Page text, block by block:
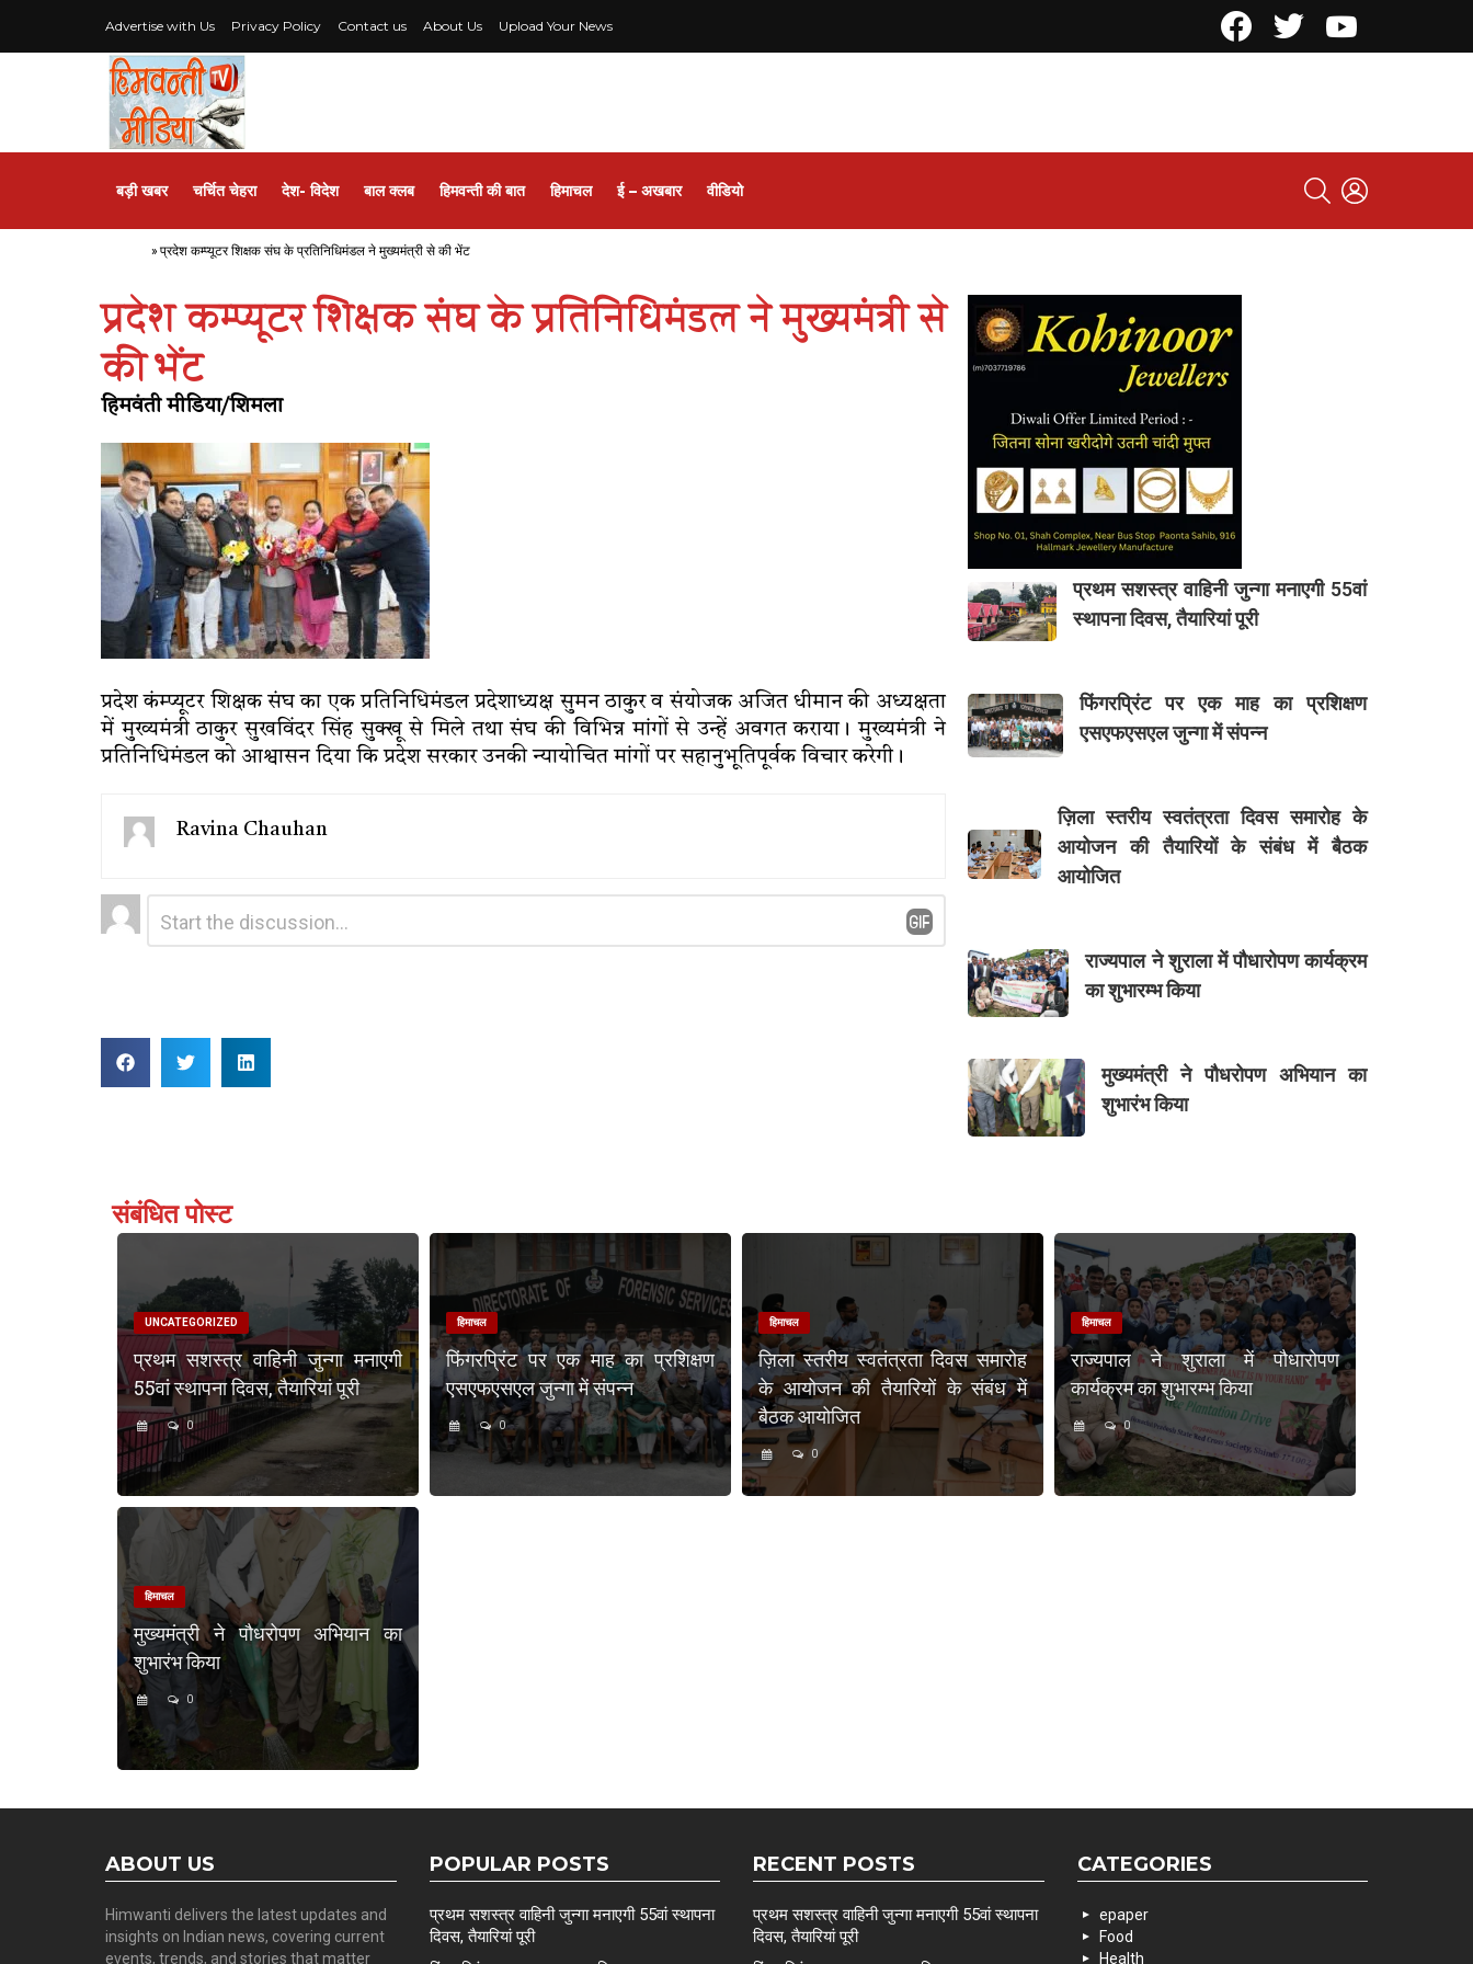
Advertise with Us Privacy Policy Contact us About Us Upload Your News
बड़ी खबर चर्चित चेहरा देश- विदेश बाल क्लब हिमवन्ती की बात हिमाचल ई – अखबार वीडियो
SEARCH
» प्रदेश कम्प्यूटर शिक्षक संघ के प्रतिनिधिमंडल ने मुख्यमंत्री से की भेंट
प्रदेश कम्प्यूटर शिक्षक संघ के प्रतिनिधिमंडल ने मुख्यमंत्री से
की भेंट
हिमवंती मीडिया/शिमला
प्रदेश कंम्प्यूटर शिक्षक संघ का एक प्रतिनिधिमंडल प्रदेशाध्यक्ष सुमन ठाकुर व संयोजक अजित धीमान की अध्यक्षता
में मुख्यमंत्री ठाकुर सुखविंदर सिंह सुक्खू से मिले तथा संघ की विभिन्न मांगों से उन्हें अवगत कराया। मुख्यमंत्री ने
प्रतिनिधिमंडल को आश्वासन दिया कि प्रदेश सरकार उनकी न्यायोचित मांगों पर सहानुभूतिपूर्वक विचार करेगी।
Ravina Chauhan
Leave
a
प्रथम सशस्त्र वाहिनी जुन्गा मनाएगी 55वां
स्थापना दिवस, तैयारियां पूरी
फिंगरप्रिंट पर एक माह का प्रशिक्षण
एसएफएसएल जुन्गा में संपन्न
ज़िला स्तरीय स्वतंत्रता दिवस समारोह के
आयोजन की तैयारियों के संबंध में बैठक
आयोजित
राज्यपाल ने शुराला में पौधारोपण कार्यक्रम
का शुभारम्भ किया
मुख्यमंत्री ने पौधरोपण अभियान का
शुभारंभ किया
संबंधित पोस्ट
UNCATEGORIZED
प्रथम सशस्त्र वाहिनी जुन्गा मनाएगी
55वां स्थापना दिवस, तैयारियां पूरी
0
हिमाचल
फिंगरप्रिंट पर एक माह का प्रशिक्षण
एसएफएसएल जुन्गा में संपन्न
0
हिमाचल
ज़िला स्तरीय स्वतंत्रता दिवस समारोह
के आयोजन की तैयारियों के संबंध में
बैठक आयोजित
0
हिमाचल
राज्यपाल ने शुराला में पौधारोपण
कार्यक्रम का शुभारम्भ किया
0
हिमाचल
मुख्यमंत्री ने पौधरोपण अभियान का
शुभारंभ किया
0
ABOUT US
Himwanti delivers the latest updates and
insights on Indian news, covering current
events, trends, and stories that matter
POPULAR POSTS
प्रथम सशस्त्र वाहिनी जुन्गा मनाएगी 55वां स्थापना
दिवस, तैयारियां पूरी
RECENT POSTS
प्रथम सशस्त्र वाहिनी जुन्गा मनाएगी 55वां स्थापना
दिवस, तैयारियां पूरी
CATEGORIES
epaper
Food
Health